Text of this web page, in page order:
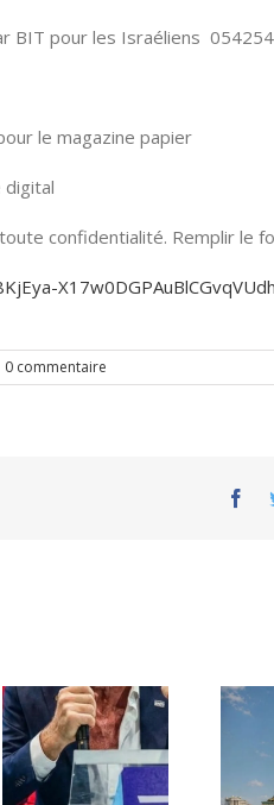
BIT pour les Israéliens
le magazine papier
digital
confidentialité. Remplir le
0 commentaire
Ile de Rhodes ;
un foyer juif
déserté